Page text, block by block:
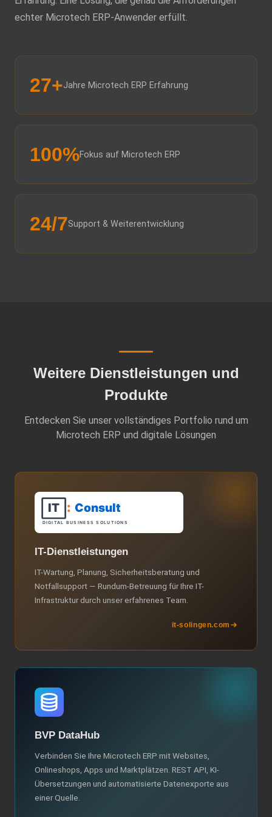
echter Microtech ERP-Anwender erfüllt.
27+Jahre Microtech ERP Erfahrung
100%Fokus auf Microtech ERP
24/7Support & Weiterentwicklung
Weitere Dienstleistungen und
Produkte
Entdecken Sie unser vollständiges Portfolio rund um
Microtech ERP und digitale Lösungen
IT-Dienstleistungen
IT-Wartung, Planung, Sicherheitsberatung und
Notfallsupport — Rundum-Betreuung für Ihre IT-
Infrastruktur durch unser erfahrenes Team.
it-solingen.com
BVP DataHub
Verbinden Sie Ihre Microtech ERP mit Websites,
Onlineshops, Apps und Marktplätzen. REST API, KI-
Übersetzungen und automatisierte Datenexporte aus
einer Quelle.